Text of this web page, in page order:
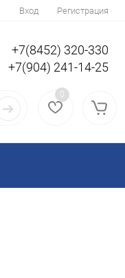
Вход Регистрация
+7(8452) 320-330
+7(904) 241-14-25
0